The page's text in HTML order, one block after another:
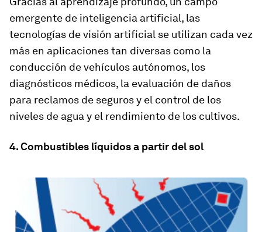
emergente de inteligencia artificial, las
tecnologías de visión artificial se utilizan cada vez
más en aplicaciones tan diversas como la
conducción de vehículos autónomos, los
diagnósticos médicos, la evaluación de daños
para reclamos de seguros y el control de los
niveles de agua y el rendimiento de los cultivos.
4. Combustibles líquidos a partir del sol